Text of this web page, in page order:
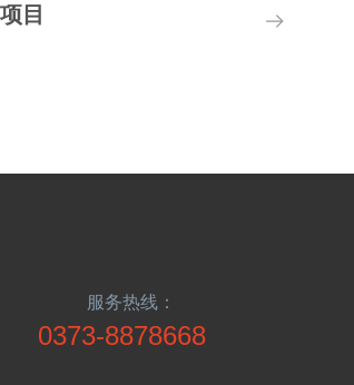
目
服务热线：
0373-8878668